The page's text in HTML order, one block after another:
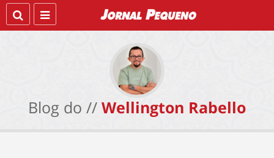
Blog do // Wellington Rabello